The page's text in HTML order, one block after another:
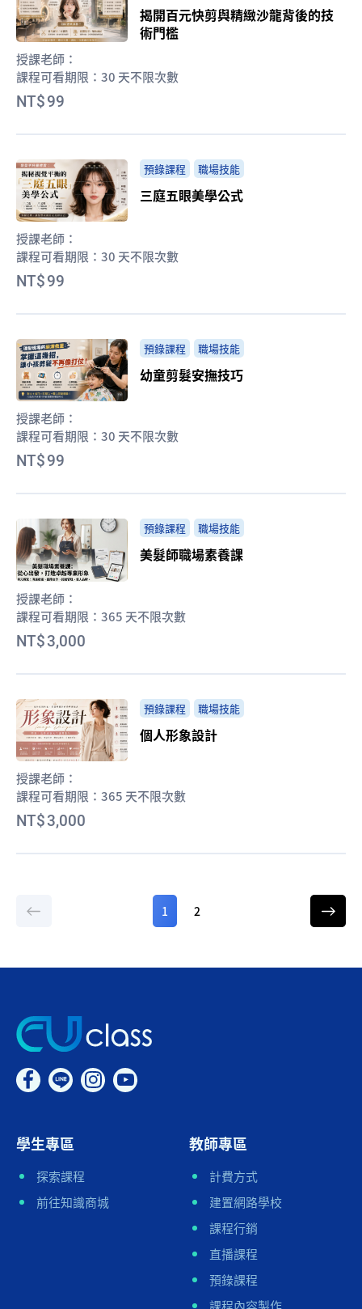
揭開百元快剪與精緻沙龍背後的技
術門檻
授課老師：
課程可看期限： 30 天不限次數
99
預錄課程 職場技能
三庭五眼美學公式
授課老師：
課程可看期限： 30 天不限次數
99
預錄課程 職場技能
幼童剪髮安撫技巧
授課老師：
課程可看期限： 30 天不限次數
99
預錄課程 職場技能
美髮師職場素養課
授課老師：
課程可看期限： 365 天不限次數
3,000
預錄課程 職場技能
個人形象設計
授課老師：
課程可看期限： 365 天不限次數
3,000
1 2
學生專區
探索課程
前往知識商城
教師專區
計費方式
建置網路學校
課程行銷
直播課程
預錄課程